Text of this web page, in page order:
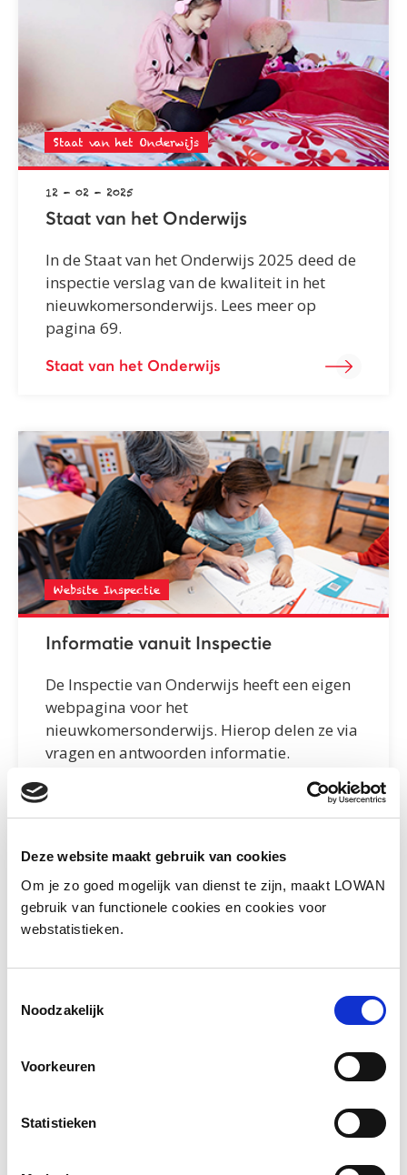
Deze website maakt gebruik van cookies
Om je zo goed mogelijk van dienst te zijn, maakt LOWAN
gebruik van functionele cookies en cookies voor
webstatistieken.
Noodzakelijk
Voorkeuren
Statistieken
Staat van het Onderwijs
12 - 02 - 2025
Staat van het Onderwijs
In de Staat van het Onderwijs 2025 deed de
inspectie verslag van de kwaliteit in het
nieuwkomersonderwijs. Lees meer op
pagina 69.
Staat van het Onderwijs
Website Inspectie
Informatie vanuit Inspectie
De Inspectie van Onderwijs heeft een eigen
webpagina voor het
nieuwkomersonderwijs. Hierop delen ze via
vragen en antwoorden informatie.
Inspectie
Vragen en antwoorden
omtrent Inspectie
Wie is de inspecteur met
nieuwkomers?